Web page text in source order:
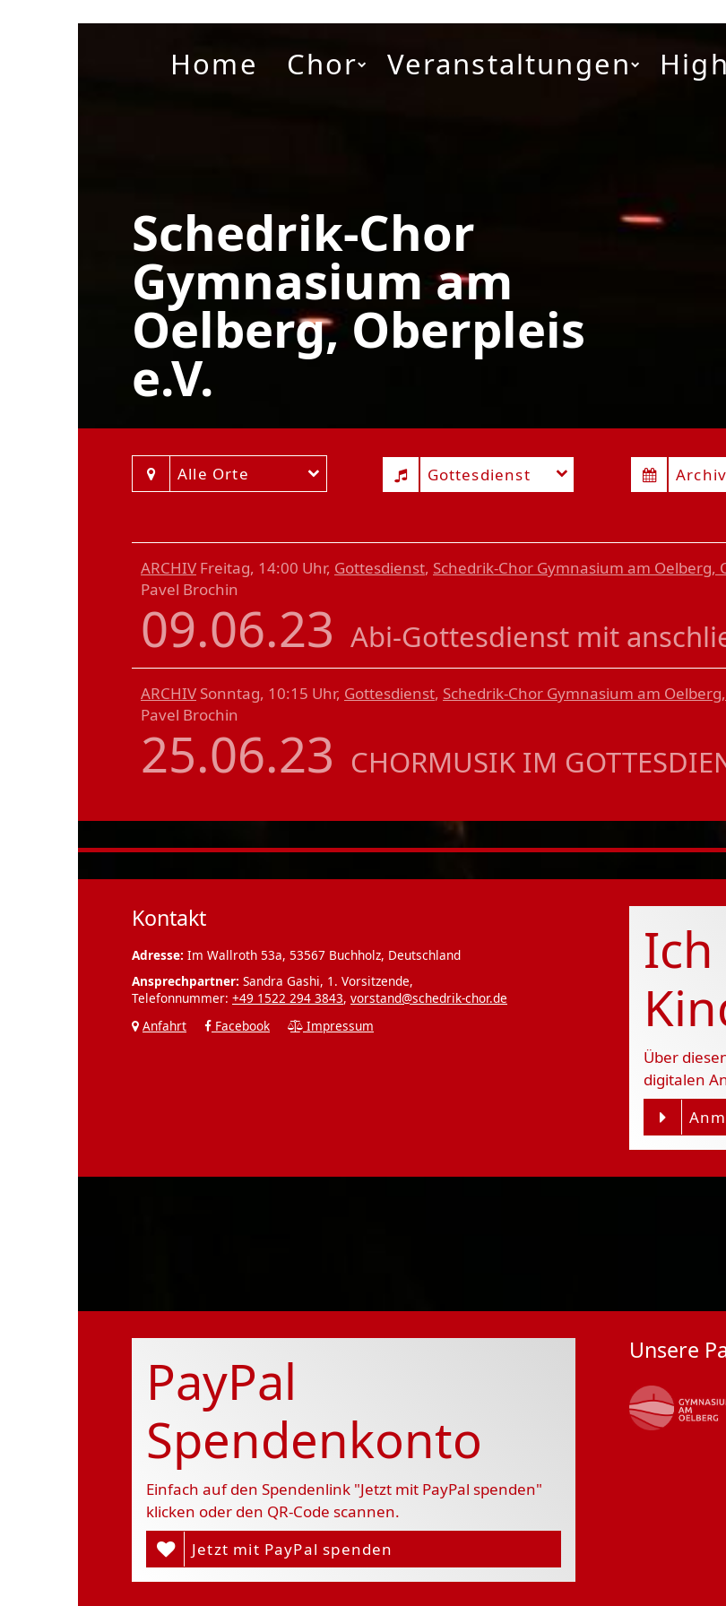
Schedrik-Chor
Gymnasium am
Oelberg, Oberpleis
e.V.
Home Chor Veranstaltungen
Alle Orte Gottesdienst Archiv
ARCHIV Freitag, 14:00 Uhr, Gottesdienst, Schedrik-Chor Gymnasium am Oelberg,
Pavel Brochin
09.06.23 Abi-Gottesdienst mit
ARCHIV Sonntag, 10:15 Uhr, Gottesdienst, Schedrik-Chor Gymnasium am
Pavel Brochin
25.06.23 CHORMUSIK IM
Kontakt
Adresse: Im Wallroth 53a, 53567 Buchholz, Deutschland
Ansprechpartner: Sandra Gashi, 1. Vorsitzende,
Telefonnummer: +49 1522 294 3843, vorstand@schedrik-chor.de
Anfahrt
Facebook Impressum
Über
digitalen
PayPal
Spendenkonto
Einfach auf den Spendenlink "Jetzt mit PayPal spenden"
klicken oder den QR-Code scannen.
Jetzt mit PayPal spenden
Unsere